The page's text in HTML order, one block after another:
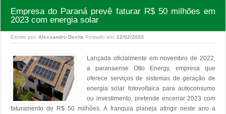
Empresa do Paraná prevê faturar R$ 50 milhões em
2023 com energia solar
Escrito por: Alexsandro Devita Postado em: 22/02/2023
Lançada oficialmente em novembro de 2022,
a paranaense Otto Energy, empresa que
oferece serviços de sistemas de geração de
energia solar fotovoltaica para autoconsumo
ou investimento, pretende encerrar 2023 com
faturamento de R$ 50 milhões. A franquia planeja atingir neste ano a